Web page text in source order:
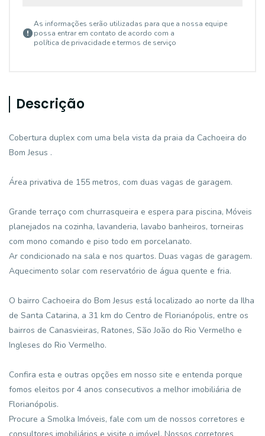
As informações serão utilizadas para que a nossa equipe
possa entrar em contato de acordo com a
política de privacidade e termos de serviço
Descrição
Cobertura duplex com uma bela vista da praia da Cachoeira do
Bom Jesus .
Área privativa de 155 metros, com duas vagas de garagem.
Grande terraço com churrasqueira e espera para piscina, Móveis
planejados na cozinha, lavanderia, lavabo banheiros, torneiras
com mono comando e piso todo em porcelanato.
Ar condicionado na sala e nos quartos. Duas vagas de garagem.
Aquecimento solar com reservatório de água quente e fria.
O bairro Cachoeira do Bom Jesus está localizado ao norte da Ilha
de Santa Catarina, a 31 km do Centro de Florianópolis, entre os
bairros de Canasvieiras, Ratones, São João do Rio Vermelho e
Ingleses do Rio Vermelho.
Confira esta e outras opções em nosso site e entenda porque
fomos eleitos por 4 anos consecutivos a melhor imobiliária de
Florianópolis.
Procure a Smolka Imóveis, fale com um de nossos corretores e